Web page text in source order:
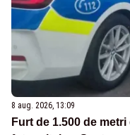
8 aug. 2026, 13:09
Furt de 1.500 de